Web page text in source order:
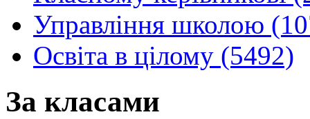
Управління школою
Освіта в цілому (5492)
За класами